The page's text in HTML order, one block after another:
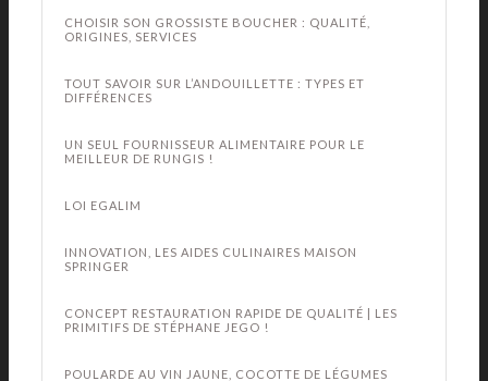
CHOISIR SON GROSSISTE BOUCHER : QUALITÉ,
ORIGINES, SERVICES
TOUT SAVOIR SUR L’ANDOUILLETTE : TYPES ET
DIFFÉRENCES
UN SEUL FOURNISSEUR ALIMENTAIRE POUR LE
MEILLEUR DE RUNGIS !
LOI EGALIM
INNOVATION, LES AIDES CULINAIRES MAISON
SPRINGER
CONCEPT RESTAURATION RAPIDE DE QUALITÉ | LES
PRIMITIFS DE STÉPHANE JEGO !
POULARDE AU VIN JAUNE, COCOTTE DE LÉGUMES